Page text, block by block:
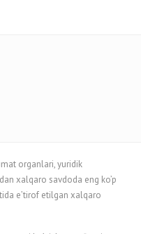
organlari, yuridik
xalqaro savdoda eng ko’p
e’tirof etilgan xalqaro